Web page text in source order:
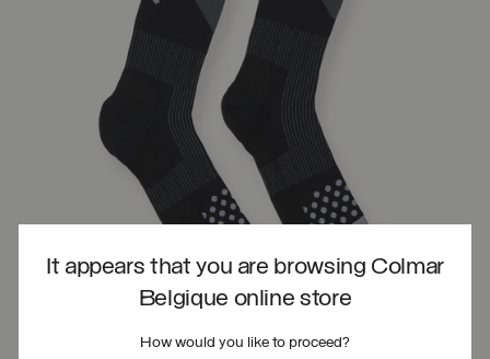
It appears that you are browsing Colmar
Belgique online store
How would you like to proceed?